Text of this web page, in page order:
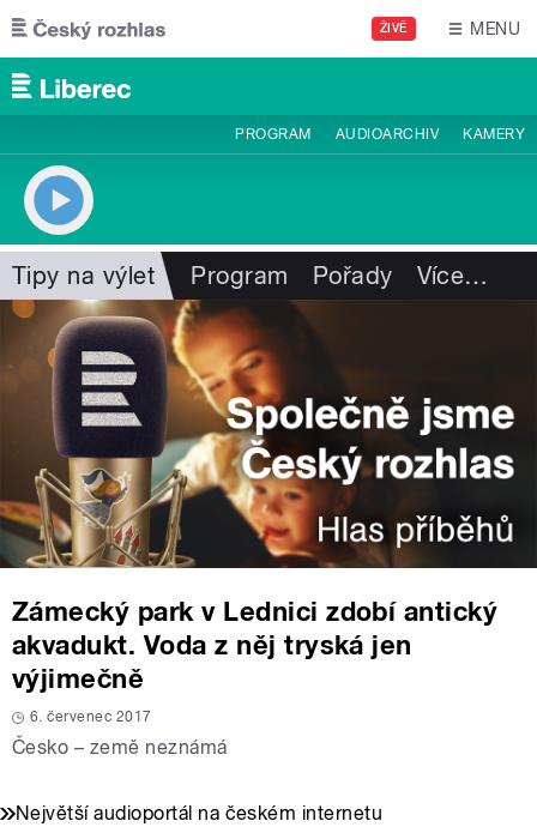
Přejít k hlavnímu obsahu
ŽIVĚ MENU
PROGRAM AUDIOARCHIV KAMERY
Tipy na výlet Program Pořady Více…
Zámecký park v Lednici zdobí antický
akvadukt. Voda z něj tryská jen
výjimečně
6. červenec 2017
Česko – země neznámá
Největší audioportál na českém internetu